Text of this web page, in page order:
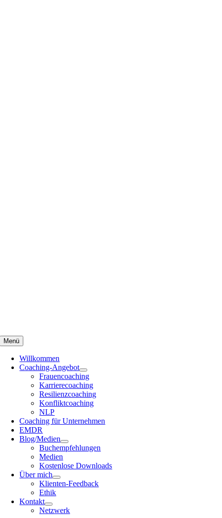
Menü
Willkommen
Coaching-Angebot
Frauencoaching
Karrierecoaching
Resilienzcoaching
Konfliktcoaching
NLP
Coaching für Unternehmen
EMDR
Blog/Medien
Buchempfehlungen
Medien
Kostenlose Downloads
Über mich
Klienten-Feedback
Ethik
Kontakt
Netzwerk